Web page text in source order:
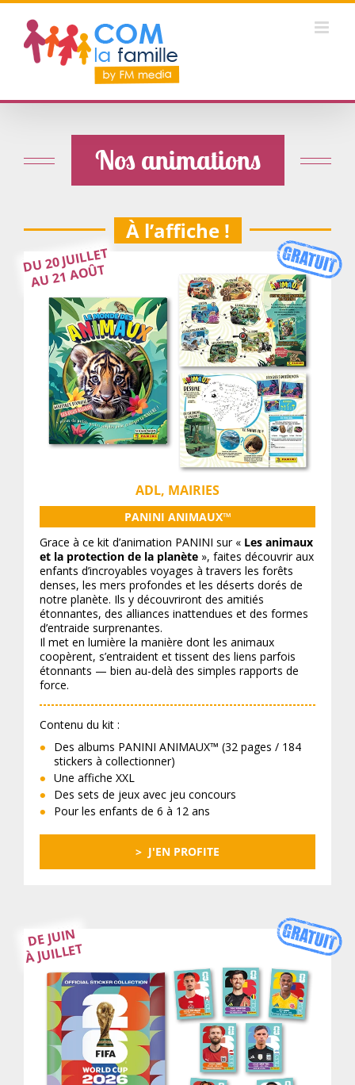
Passer
contenu
Nos animations
À l’affiche !
ADL, MAIRIES
PANINI ANIMAUX™
Grace à ce kit d’animation PANINI sur « Les animaux
et la protection de la planète », faites découvrir aux
enfants d’incroyables voyages à travers les forêts
denses, les mers profondes et les déserts dorés de
notre planète. Ils y découvriront des amitiés
étonnantes, des alliances inattendues et des formes
d’entraide surprenantes.
Il met en lumière la manière dont les animaux
coopèrent, s’entraident et tissent des liens parfois
étonnants — bien au-delà des simples rapports de
force.
Contenu du kit :
Des albums PANINI ANIMAUX™ (32 pages / 184
stickers à collectionner)
Une affiche XXL
Des sets de jeux avec jeu concours
Pour les enfants de 6 à 12 ans
J'EN PROFITE